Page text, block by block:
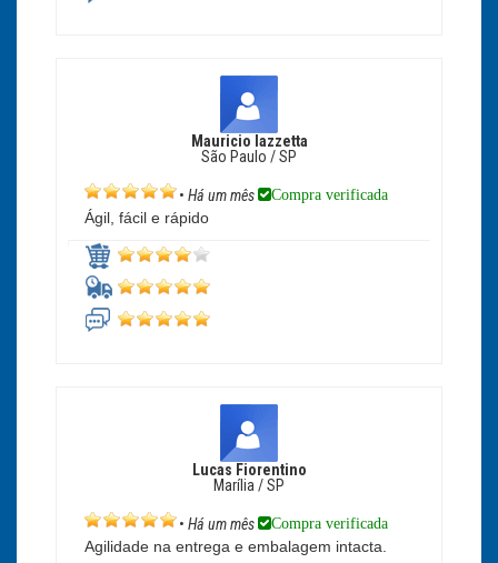
Mauricio Iazzetta
São Paulo / SP
• Há um mês Compra verificada
Ágil, fácil e rápido
Lucas Fiorentino
Marília / SP
• Há um mês Compra verificada
Agilidade na entrega e embalagem intacta.